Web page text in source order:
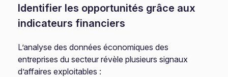
Identifier les opportunités grâce aux
indicateurs financiers
L’analyse des données économiques des
entreprises du secteur révèle plusieurs signaux
d’affaires exploitables :